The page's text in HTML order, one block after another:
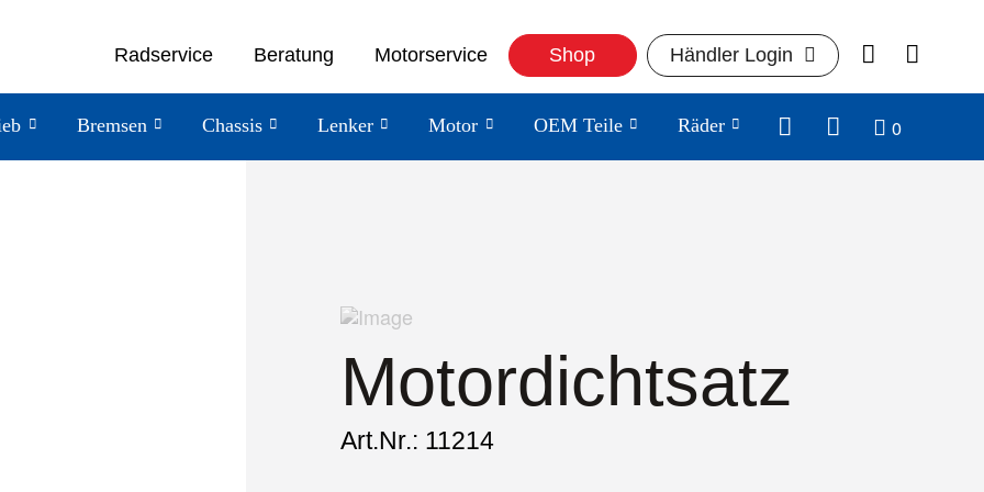
Radservice Beratung Motorservice Shop Händler Login
Bremsen Chassis Lenker Motor OEM Teile Räder 0
Motordichtsatz
Art.Nr.: 11214